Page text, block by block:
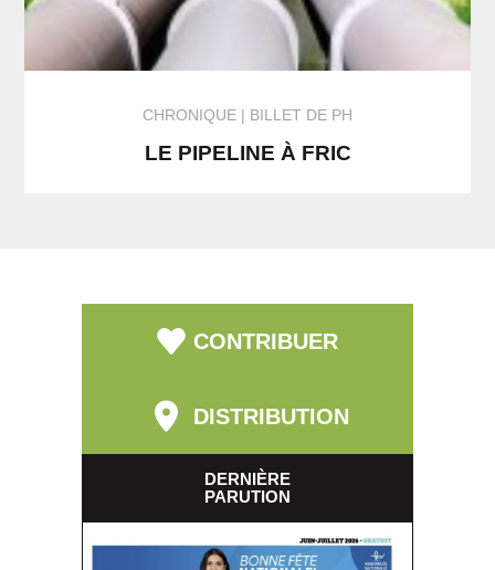
CHRONIQUE BILLET DE PH
LE PIPELINE À FRIC
CONTRIBUER
DISTRIBUTION
DERNIÈRE
PARUTION